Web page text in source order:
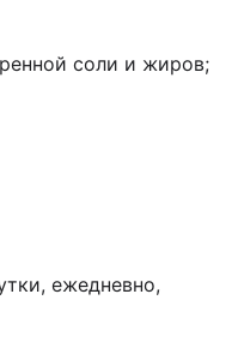
соли и жиров;
ежедневно,